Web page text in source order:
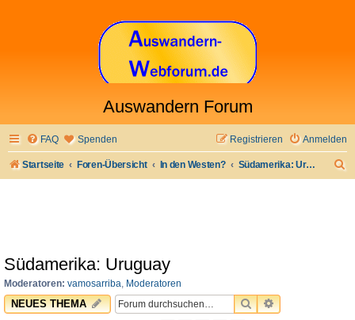
Auswandern Forum
FAQ Spenden Anmelden
Registrieren
Startseite Foren-Übersicht In den Westen? Südamerika: Uruguay
Südamerika: Uruguay
Moderatoren: vamosarriba, Moderatoren
NEUES THEMA SUCHEERWEITERTE